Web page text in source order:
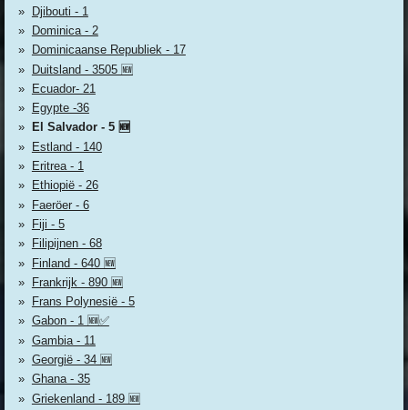
Djibouti - 1
Dominica - 2
Dominicaanse Republiek - 17
Duitsland - 3505 🆕
Ecuador- 21
Egypte -36
El Salvador - 5 🆕
Estland - 140
Eritrea - 1
Ethiopië - 26
Faeröer - 6
Fiji - 5
Filipijnen - 68
Finland - 640 🆕
Frankrijk - 890 🆕
Frans Polynesië - 5
Gabon - 1 🆕✅
Gambia - 11
Georgië - 34 🆕
Ghana - 35
Griekenland - 189 🆕